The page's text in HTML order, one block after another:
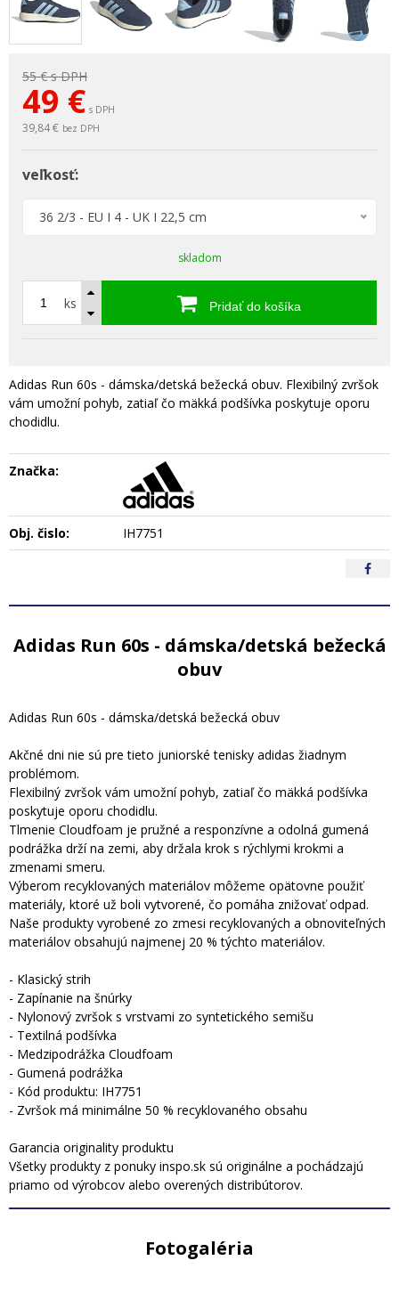
55 €s DPH
49 € s DPH
39,84 € bez DPH
veľkosť:
36 2/3 - EU I 4 - UK I 22,5 cm
skladom
ks Pridať do košíka
Adidas Run 60s - dámska/detská bežecká obuv. Flexibilný zvršok
vám umožní pohyb, zatiaľ čo mäkká podšívka poskytuje oporu
chodidlu.
Značka:
Obj. čislo: IH7751
Adidas Run 60s - dámska/detská bežecká
obuv
Adidas Run 60s - dámska/detská bežecká obuv
Akčné dni nie sú pre tieto juniorské tenisky adidas žiadnym
problémom.
Flexibilný zvršok vám umožní pohyb, zatiaľ čo mäkká podšívka
poskytuje oporu chodidlu.
Tlmenie Cloudfoam je pružné a responzívne a odolná gumená
podrážka drží na zemi, aby držala krok s rýchlymi krokmi a
zmenami smeru.
Výberom recyklovaných materiálov môžeme opätovne použiť
materiály, ktoré už boli vytvorené, čo pomáha znižovať odpad.
Naše produkty vyrobené zo zmesi recyklovaných a obnoviteľných
materiálov obsahujú najmenej 20 % týchto materiálov.
- Klasický strih
- Zapínanie na šnúrky
- Nylonový zvršok s vrstvami zo syntetického semišu
- Textilná podšívka
- Medzipodrážka Cloudfoam
- Gumená podrážka
- Kód produktu: IH7751
- Zvršok má minimálne 50 % recyklovaného obsahu
Garancia originality produktu
Všetky produkty z ponuky inspo.sk sú originálne a pochádzajú
priamo od výrobcov alebo overených distribútorov.
Fotogaléria